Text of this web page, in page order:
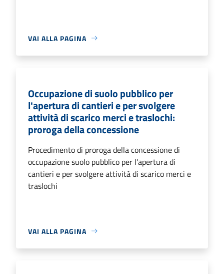
VAI ALLA PAGINA
Occupazione di suolo pubblico per
l'apertura di cantieri e per svolgere
attività di scarico merci e traslochi:
proroga della concessione
Procedimento di proroga della concessione di
occupazione suolo pubblico per l'apertura di
cantieri e per svolgere attività di scarico merci e
traslochi
VAI ALLA PAGINA